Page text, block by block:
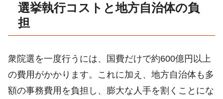
選挙執行コストと地方自治体の負
担
衆院選を一度行うには、国費だけで約600億円以上
の費用がかかります。これに加え、地方自治体も多
額の事務費用を負担し、膨大な人手を割くことにな